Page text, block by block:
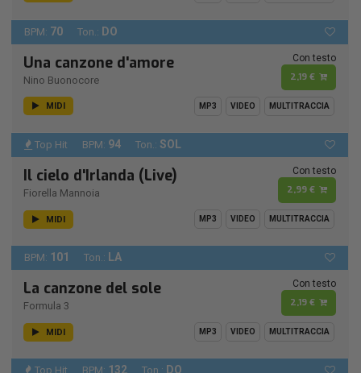
BPM: 70 Ton.: DO
Una canzone d'amore
Nino Buonocore
Con testo
2,19 €
MIDI MP3 VIDEO MULTITRACCIA
Top Hit BPM: 94 Ton.: SOL
Il cielo d'Irlanda (Live)
Fiorella Mannoia
Con testo
2,99 €
MIDI MP3 VIDEO MULTITRACCIA
BPM: 101 Ton.: LA
La canzone del sole
Formula 3
Con testo
2,19 €
MIDI MP3 VIDEO MULTITRACCIA
Top Hit BPM: 132 Ton.: DO